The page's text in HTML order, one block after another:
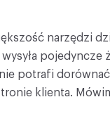
narzędzi
pojedyncze
potrafi
klienta.